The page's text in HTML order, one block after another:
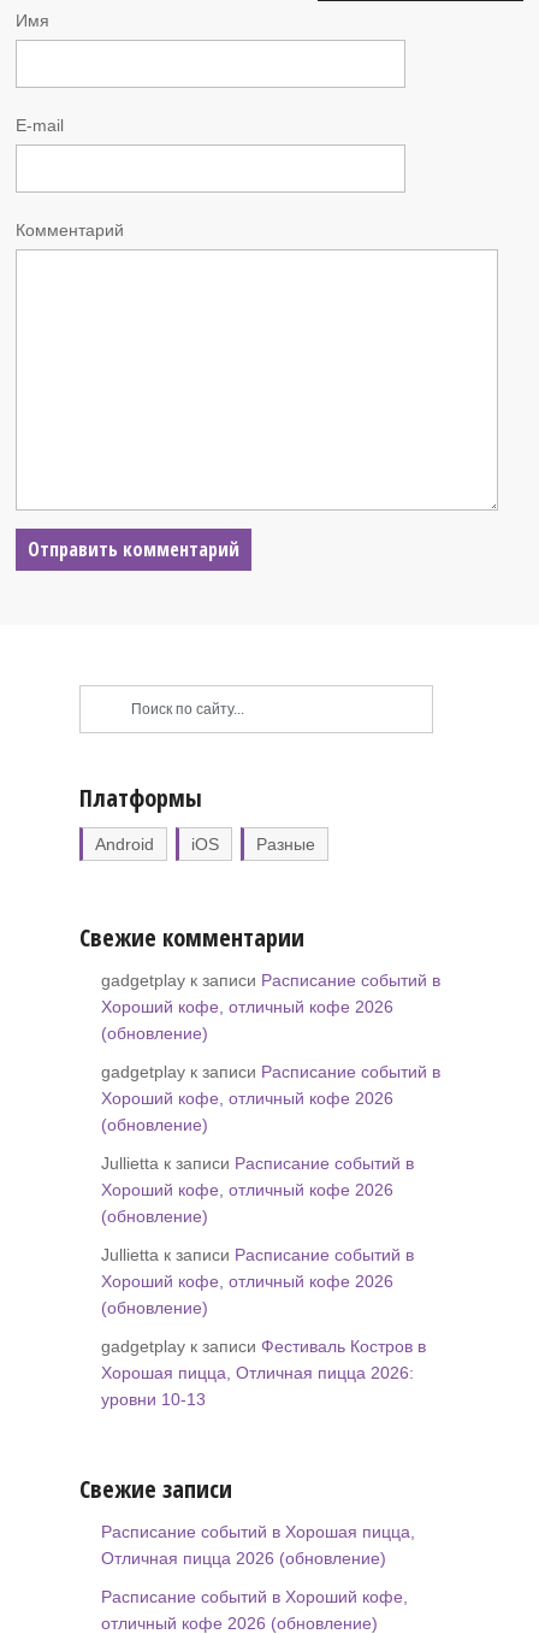
Имя
E-mail
Комментарий
Платформы
Android iOS Разные
Свежие комментарии
gadgetplay к записи Расписание событий в
Хороший кофе, отличный кофе 2026
(обновление)
gadgetplay к записи Расписание событий в
Хороший кофе, отличный кофе 2026
(обновление)
Jullietta к записи Расписание событий в
Хороший кофе, отличный кофе 2026
(обновление)
Jullietta к записи Расписание событий в
Хороший кофе, отличный кофе 2026
(обновление)
gadgetplay к записи Фестиваль Костров в
Хорошая пицца, Отличная пицца 2026:
уровни 10-13
Свежие записи
Расписание событий в Хорошая пицца,
Отличная пицца 2026 (обновление)
Расписание событий в Хороший кофе,
отличный кофе 2026 (обновление)